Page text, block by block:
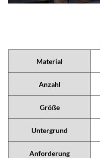
Material
Anzahl
Größe
Untergrund
Anforderung